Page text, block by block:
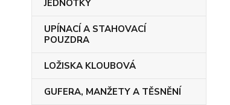
JEDNOTKY
UPÍNACÍ A STAHOVACÍ
POUZDRA
LOŽISKA KLOUBOVÁ
GUFERA, MANŽETY A TĚSNĚNÍ